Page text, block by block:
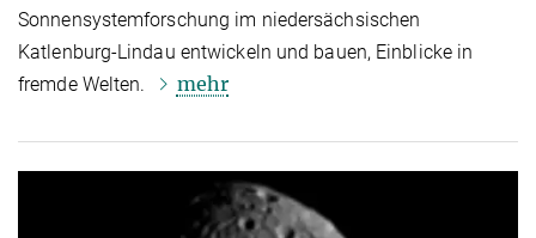
Sonnensystemforschung im niedersächsischen
Katlenburg-Lindau entwickeln und bauen, Einblicke in
fremde Welten.
mehr